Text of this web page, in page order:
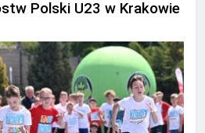
Polski U23 w Krakowie